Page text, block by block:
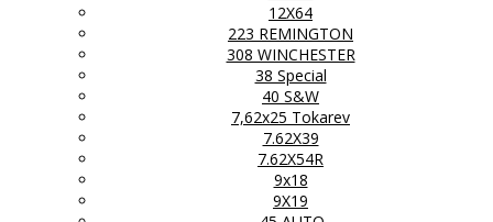
12X64
223 REMINGTON
308 WINCHESTER
38 Special
40 S&W
7,62x25 Tokarev
7.62X39
7.62X54R
9x18
9X19